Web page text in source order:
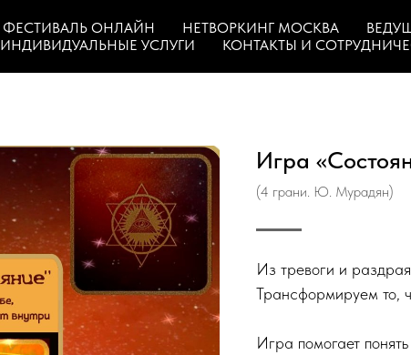
ФЕСТИВАЛЬ ОНЛАЙН НЕТВОРКИНГ МОСКВА
ИНДИВИДУАЛЬНЫЕ УСЛУГИ
КОНТАКТЫ И
Игра
(4 грани. Ю. Мурадян)
Из тревоги и
Трансформируем то,
Игра помогает